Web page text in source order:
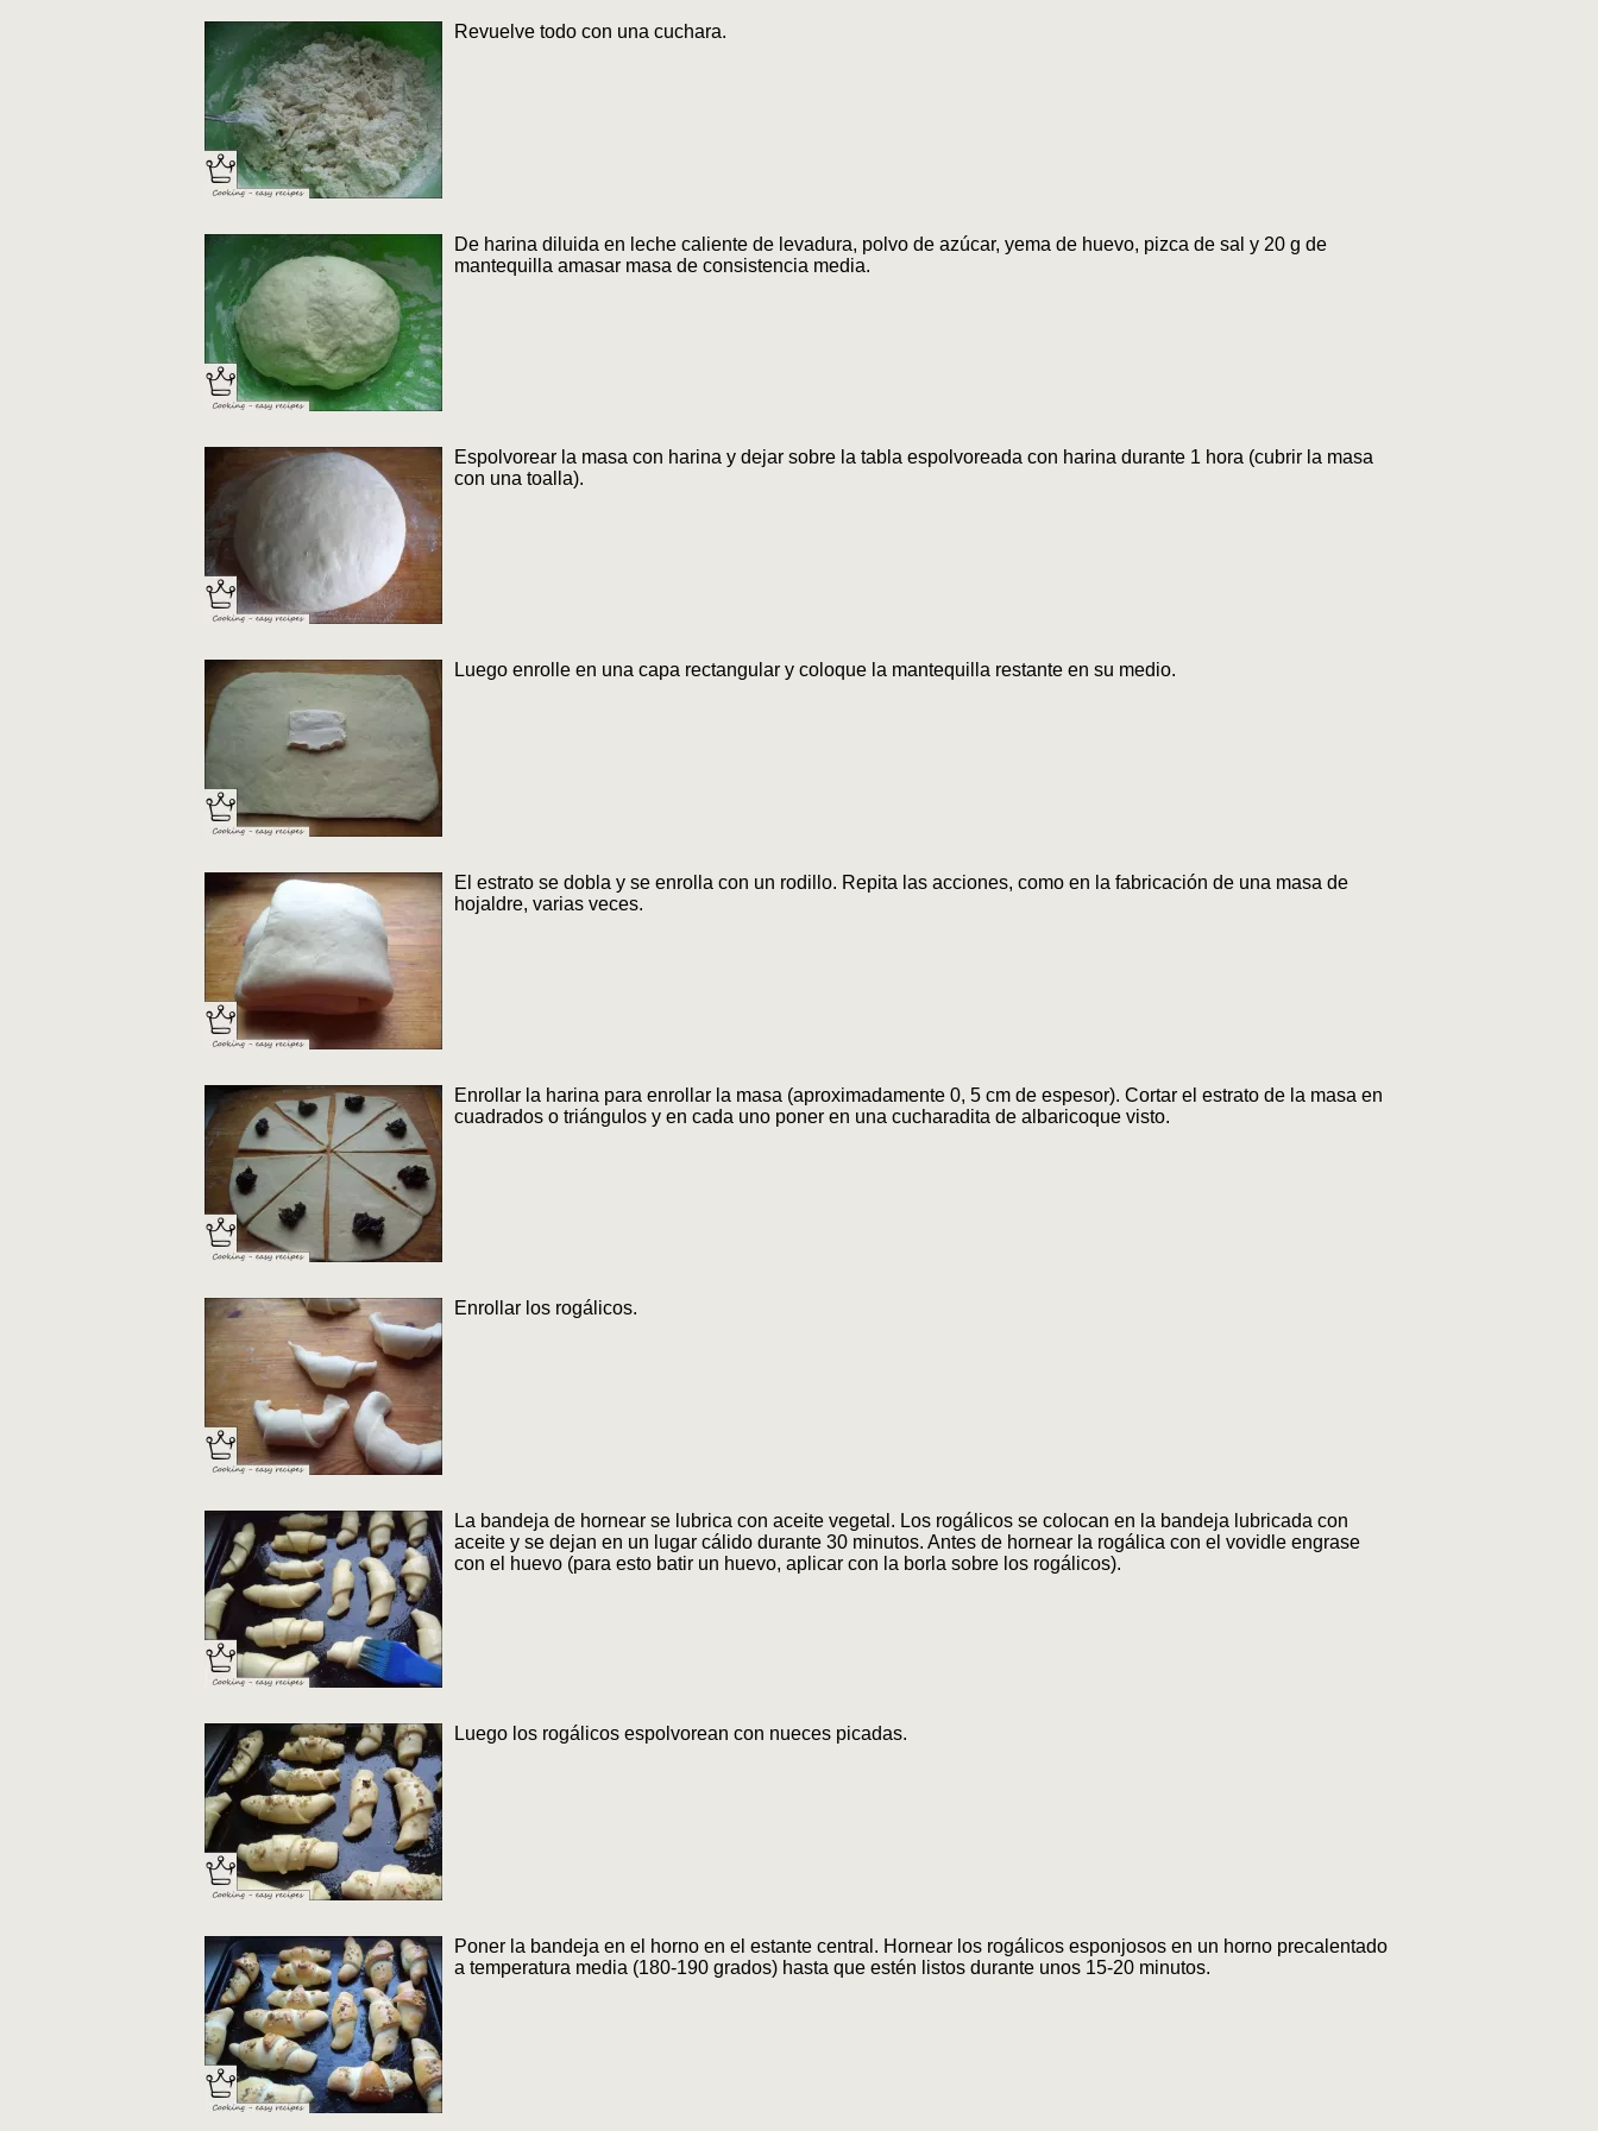
Revuelve todo con una cuchara.
De harina diluida en leche caliente de levadura, polvo de azúcar, yema de huevo, pizca de sal y 20 g de
mantequilla amasar masa de consistencia media.
Espolvorear la masa con harina y dejar sobre la tabla espolvoreada con harina durante 1 hora (cubrir la masa
con una toalla).
Luego enrolle en una capa rectangular y coloque la mantequilla restante en su medio.
El estrato se dobla y se enrolla con un rodillo. Repita las acciones, como en la fabricación de una masa de
hojaldre, varias veces.
Enrollar la harina para enrollar la masa (aproximadamente 0, 5 cm de espesor). Cortar el estrato de la masa en
cuadrados o triángulos y en cada uno poner en una cucharadita de albaricoque visto.
Enrollar los rogálicos.
La bandeja de hornear se lubrica con aceite vegetal. Los rogálicos se colocan en la bandeja lubricada con
aceite y se dejan en un lugar cálido durante 30 minutos. Antes de hornear la rogálica con el vovidle engrase
con el huevo (para esto batir un huevo, aplicar con la borla sobre los rogálicos).
Luego los rogálicos espolvorean con nueces picadas.
Poner la bandeja en el horno en el estante central. Hornear los rogálicos esponjosos en un horno precalentado
a temperatura media (180-190 grados) hasta que estén listos durante unos 15-20 minutos.